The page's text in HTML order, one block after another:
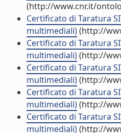
(http://www.cnr.it/
Certificato di Taratura
multimediali)(http://
Certificato di Taratura
multimediali)(http://
Certificato di Taratura
multimediali)(http://
Certificato di Taratura
multimediali)(http://
Certificato di Taratura
multimediali)(http://